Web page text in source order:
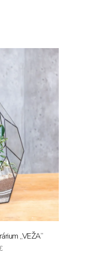
„VEŽA“